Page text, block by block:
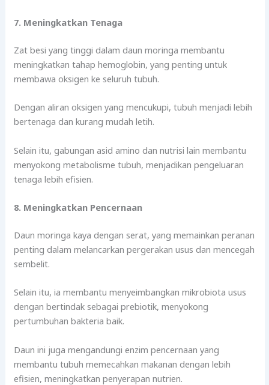
7. Meningkatkan Tenaga
Zat besi yang tinggi dalam daun moringa membantu
meningkatkan tahap hemoglobin, yang penting untuk
membawa oksigen ke seluruh tubuh.
Dengan aliran oksigen yang mencukupi, tubuh menjadi lebih
bertenaga dan kurang mudah letih.
Selain itu, gabungan asid amino dan nutrisi lain membantu
menyokong metabolisme tubuh, menjadikan pengeluaran
tenaga lebih efisien.
8. Meningkatkan Pencernaan
Daun moringa kaya dengan serat, yang memainkan peranan
penting dalam melancarkan pergerakan usus dan mencegah
sembelit.
Selain itu, ia membantu menyeimbangkan mikrobiota usus
dengan bertindak sebagai prebiotik, menyokong
pertumbuhan bakteria baik.
Daun ini juga mengandungi enzim pencernaan yang
membantu tubuh memecahkan makanan dengan lebih
efisien, meningkatkan penyerapan nutrien.